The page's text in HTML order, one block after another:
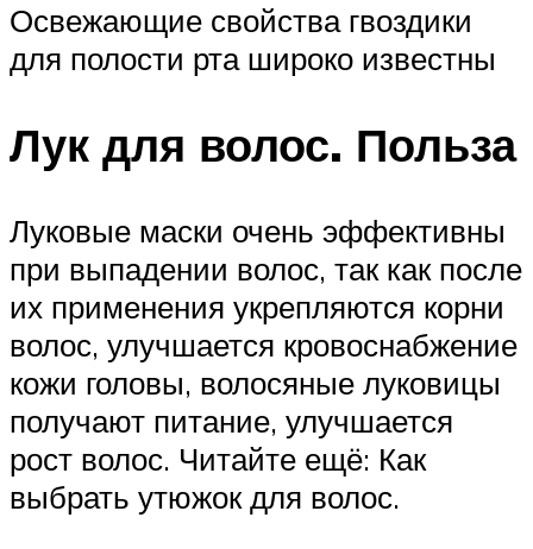
Освежающие свойства гвоздики
для полости рта широко известны
Лук для волос. Польза
Луковые маски очень эффективны
при выпадении волос, так как после
их применения укрепляются корни
волос, улучшается кровоснабжение
кожи головы, волосяные луковицы
получают питание, улучшается
рост волос. Читайте ещё: Как
выбрать утюжок для волос.